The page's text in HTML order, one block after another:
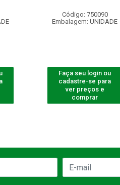
Código: 750090
Embalagem: UNIDADE
Faça seu login ou
cadastre-se para
ver preços e
comprar